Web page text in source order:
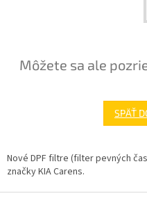
Môžete sa ale
SPÄŤ
Nové DPF filtre (filter pevných
značky KIA Carens.